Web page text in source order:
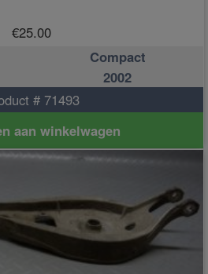
€25.00
Compact
2002
# 71493
aan winkelwagen